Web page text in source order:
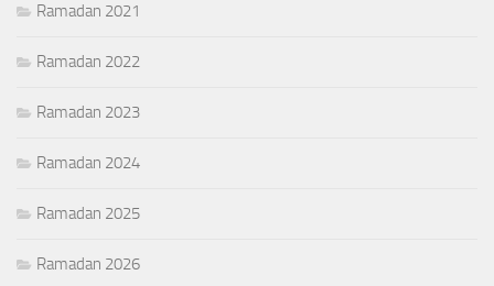
Ramadan 2021
Ramadan 2022
Ramadan 2023
Ramadan 2024
Ramadan 2025
Ramadan 2026